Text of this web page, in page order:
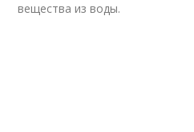
вещества из воды.